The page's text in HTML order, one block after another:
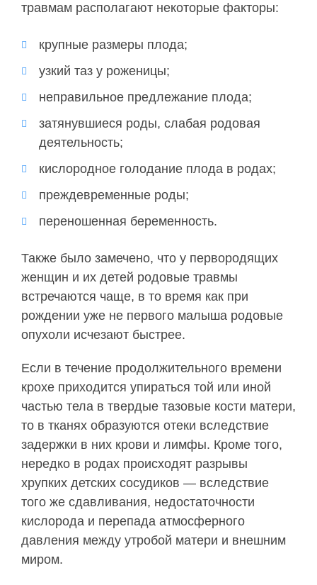
травмам располагают некоторые факторы:
крупные размеры плода;
узкий таз у роженицы;
неправильное предлежание плода;
затянувшиеся роды, слабая родовая
деятельность;
кислородное голодание плода в родах;
преждевременные роды;
переношенная беременность.
Также было замечено, что у первородящих
женщин и их детей родовые травмы
встречаются чаще, в то время как при
рождении уже не первого малыша родовые
опухоли исчезают быстрее.
Если в течение продолжительного времени
крохе приходится упираться той или иной
частью тела в твердые тазовые кости матери,
то в тканях образуются отеки вследствие
задержки в них крови и лимфы. Кроме того,
нередко в родах происходят разрывы
хрупких детских сосудиков — вследствие
того же сдавливания, недостаточности
кислорода и перепада атмосферного
давления между утробой матери и внешним
миром.